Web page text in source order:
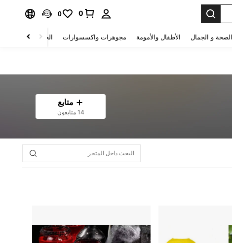
0
0
الصحة و الجمال الأطفال والأمومة مجوهرات واكسسوارات الحقائب والأمتعة
متابع
14 متابعون